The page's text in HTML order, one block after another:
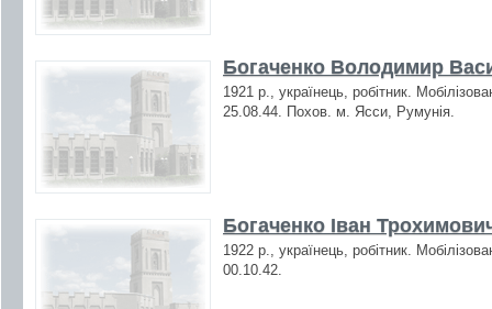
Богаченко Володимир
1921 р., українець, робітник.
25.08.44. Похов. м. Ясси, Румунія.
Богаченко Іван
1922 р., українець, робітник.
00.10.42.